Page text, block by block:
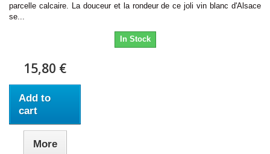
parcelle calcaire. La douceur et la rondeur de ce joli vin blanc d'Alsace
se...
In Stock
15,80 €
Add to
cart
More